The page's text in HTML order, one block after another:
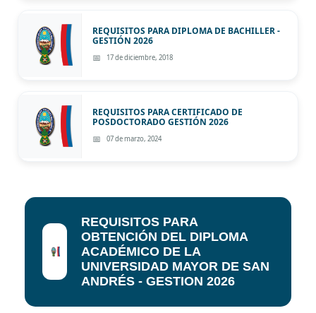
REQUISITOS PARA DIPLOMA DE BACHILLER -
GESTIÓN 2026
17 de diciembre, 2018
REQUISITOS PARA CERTIFICADO DE
POSDOCTORADO GESTIÓN 2026
07 de marzo, 2024
REQUISITOS PARA
OBTENCIÓN DEL DIPLOMA
ACADÉMICO DE LA
UNIVERSIDAD MAYOR DE SAN
ANDRÉS - GESTION 2026